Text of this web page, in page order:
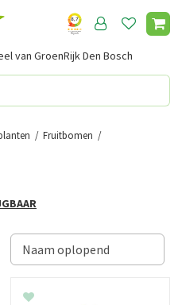
Fruitbomen
van GroenRijk Den Bosch